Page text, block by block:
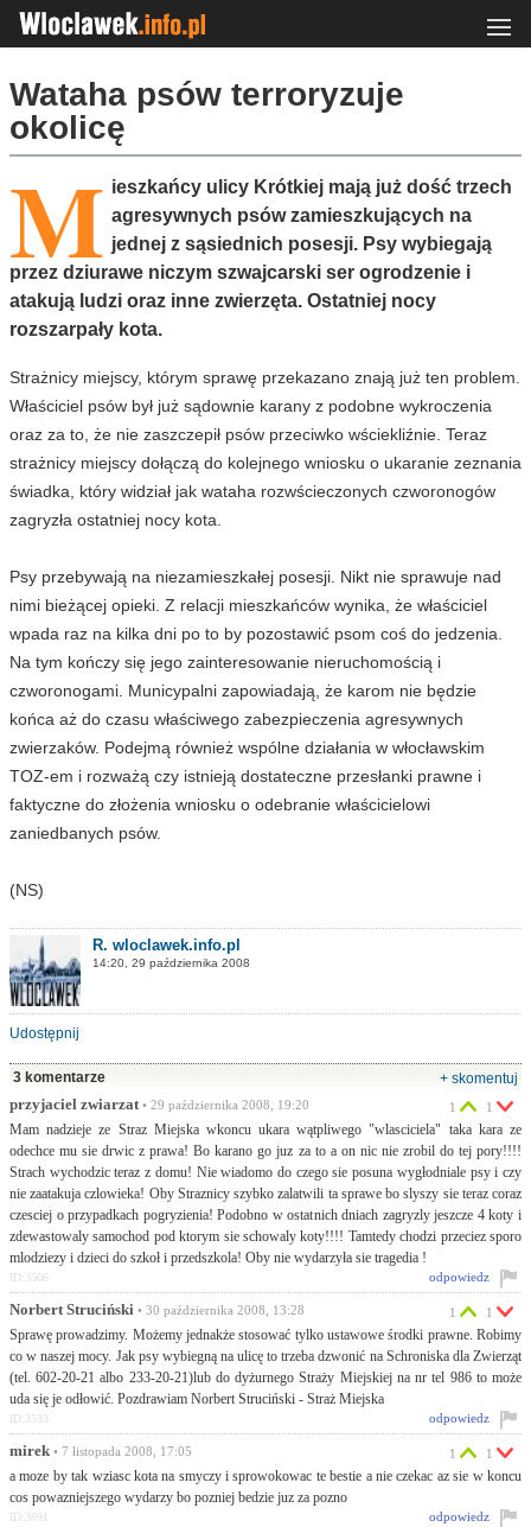
Wataha psów terroryzuje
okolicę
M ieszkańcy ulicy Krótkiej mają już dość trzech
agresywnych psów zamieszkujących na
jednej z sąsiednich posesji. Psy wybiegają
przez dziurawe niczym szwajcarski ser ogrodzenie i
atakują ludzi oraz inne zwierzęta. Ostatniej nocy
rozszarpały kota.
Strażnicy miejscy, którym sprawę przekazano znają już ten problem.
Właściciel psów był już sądownie karany z podobne wykroczenia
oraz za to, że nie zaszczepił psów przeciwko wściekliźnie. Teraz
strażnicy miejscy dołączą do kolejnego wniosku o ukaranie zeznania
świadka, który widział jak wataha rozwścieczonych czworonogów
zagryzła ostatniej nocy kota.
Psy przebywają na niezamieszkałej posesji. Nikt nie sprawuje nad
nimi bieżącej opieki. Z relacji mieszkańców wynika, że właściciel
wpada raz na kilka dni po to by pozostawić psom coś do jedzenia.
Na tym kończy się jego zainteresowanie nieruchomością i
czworonogami. Municypalni zapowiadają, że karom nie będzie
końca aż do czasu właściwego zabezpieczenia agresywnych
zwierzaków. Podejmą również wspólne działania w włocławskim
TOZ-em i rozważą czy istnieją dostateczne przesłanki prawne i
faktyczne do złożenia wniosku o odebranie właścicielowi
zaniedbanych psów.
(NS)
R. wloclawek.info.pl
14:20, 29 października 2008
Udostępnij
3 komentarze
+ skomentuj
przyjaciel zwiarzat • 29 października 2008, 19:20
Mam nadzieje ze Straz Miejska wkoncu ukara wątpliwego "wlasciciela" taka kara ze
odechce mu sie drwic z prawa! Bo karano go juz za to a on nic nie zrobil do tej pory!!!!
Strach wychodzic teraz z domu! Nie wiadomo do czego sie posuna wygłodniale psy i czy
nie zaatakuja czlowieka! Oby Straznicy szybko zalatwili ta sprawe bo slyszy sie teraz coraz
czesciej o przypadkach pogryzienia! Podobno w ostatnich dniach zagryzly jeszcze 4 koty i
zdewastowaly samochod pod ktorym sie schowaly koty!!!! Tamtedy chodzi przeciez sporo
mlodziezy i dzieci do szkoł i przedszkola! Oby nie wydarzyła sie tragedia !
1 1
odpowiedz
ID:3506
Norbert Struciński • 30 października 2008, 13:28
Sprawę prowadzimy. Możemy jednakże stosować tylko ustawowe środki prawne. Robimy
co w naszej mocy. Jak psy wybiegną na ulicę to trzeba dzwonić na Schroniska dla Zwierząt
(tel. 602-20-21 albo 233-20-21)lub do dyżurnego Straży Miejskiej na nr tel 986 to może
uda się je odłowić. Pozdrawiam Norbert Struciński - Straż Miejska
1 1
odpowiedz
ID:3533
mirek • 7 listopada 2008, 17:05
a moze by tak wziasc kota na smyczy i sprowokowac te bestie a nie czekac az sie w koncu
cos powazniejszego wydarzy bo pozniej bedzie juz za pozno
1 1
odpowiedz
ID:3691